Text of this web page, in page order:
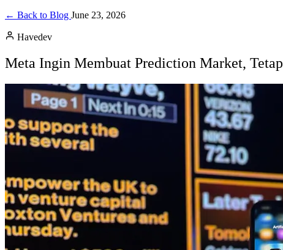
← Back to Blog June 23, 2026
Havedev
Meta Ingin Membuat Prediction Market,